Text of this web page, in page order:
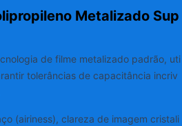
Metalizado Sup
de filme metalizado padrão, uti
tolerâncias de capacitância incriv
(airiness), clareza de imagem cristali